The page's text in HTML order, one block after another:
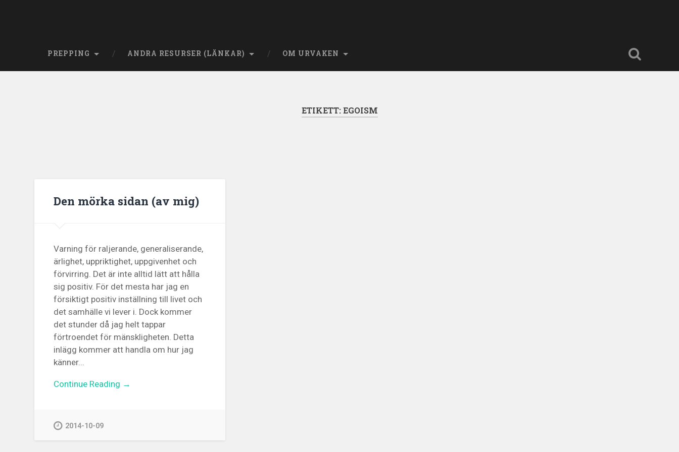
PREPPING ANDRA RESURSER (LÄNKAR) OM URVAKEN
ETIKETT:EGOISM
Den mörka sidan (av mig)
Varning för raljerande, generaliserande,
ärlighet, uppriktighet, uppgivenhet och
förvirring. Det är inte alltid lätt att hålla
sig positiv. För det mesta har jag en
försiktigt positiv inställning till livet och
det samhälle vi lever i. Dock kommer
det stunder då jag helt tappar
förtroendet för mänskligheten. Detta
inlägg kommer att handla om hur jag
känner...
Continue Reading →
2014-10-09